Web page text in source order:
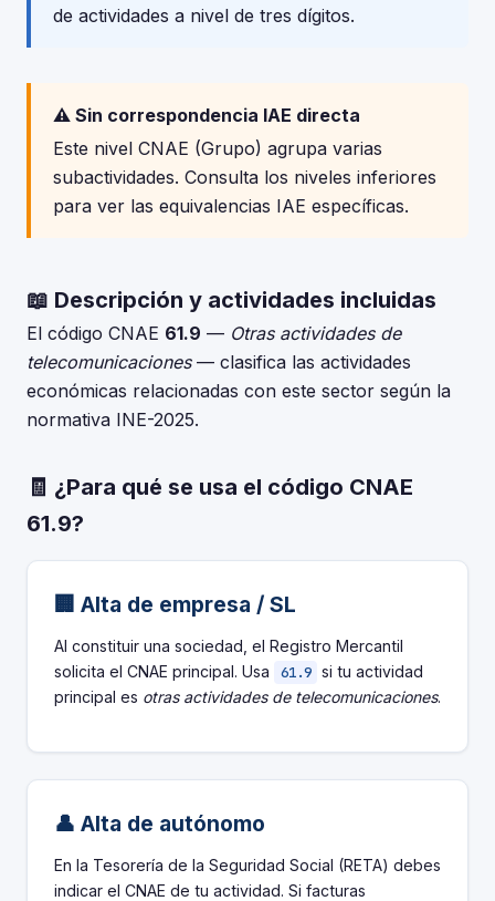
de actividades a nivel de tres dígitos.
⚠️ Sin correspondencia IAE directa
Este nivel CNAE (Grupo) agrupa varias
subactividades. Consulta los niveles inferiores
para ver las equivalencias IAE específicas.
📖 Descripción y actividades incluidas
El código CNAE 61.9 — Otras actividades de
telecomunicaciones— clasifica las actividades
económicas relacionadas con este sector según la
normativa INE-2025.
🧾 ¿Para qué se usa el código CNAE
61.9?
🏢 Alta de empresa / SL
Al constituir una sociedad, el Registro Mercantil
solicita el CNAE principal. Usa
61.9 si tu actividad
principal es otras actividades de telecomunicaciones.
👤 Alta de autónomo
En la Tesorería de la Seguridad Social (RETA) debes
indicar el CNAE de tu actividad. Si facturas